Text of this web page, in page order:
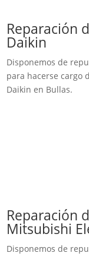
Reparación
Daikin
Disponemos de
para hacerse cargo
Daikin en Bullas.
Reparación
Mitsubishi
Disponemos de